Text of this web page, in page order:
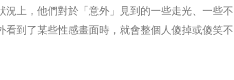
上，他們對於「意外」見到的一些走光、一些不
到了某些性感畫面時，就會整個人傻掉或傻笑不